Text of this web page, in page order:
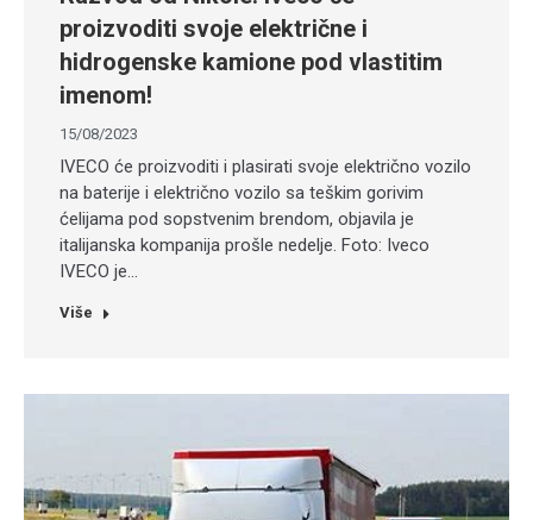
proizvoditi svoje električne i
hidrogenske kamione pod vlastitim
imenom!
15/08/2023
IVECO će proizvoditi i plasirati svoje električno vozilo
na baterije i električno vozilo sa teškim gorivim
ćelijama pod sopstvenim brendom, objavila je
italijanska kompanija prošle nedelje. Foto: Iveco
IVECO je…
Više